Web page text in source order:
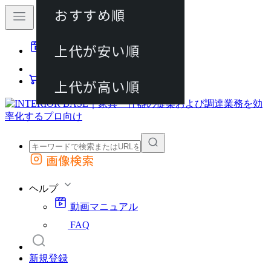
動画マニュアル
カート
外部サイトの商品をカートに追加
画像検索
ヘルプ
動画マニュアル
FAQ
新規登録
おすすめ順
上代が安い順
上代が高い順